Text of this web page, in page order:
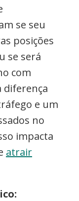
se seu
posições
se será
com
diferença
e um
no
impacta
atrair